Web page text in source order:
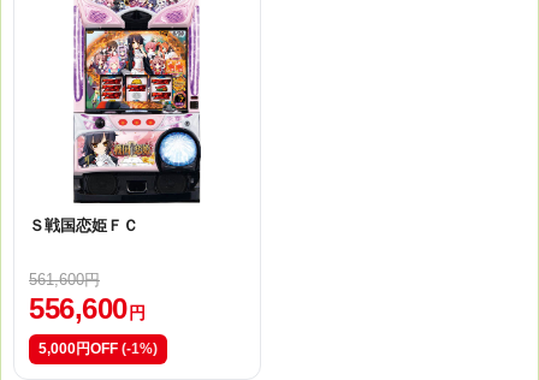
Ｓ戦国恋姫ＦＣ
561,600円
556,600 円
5,000円OFF (-1%)